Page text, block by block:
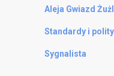
Aleja Gwiazd
Standardy i
Sygnalista